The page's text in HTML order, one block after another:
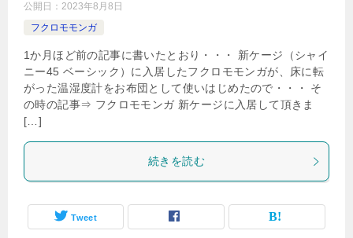
公開日： 2023年8月8日
フクロモモンガ
1か月ほど前の記事に書いたとおり・・・ 新ケージ（シャイ
ニー45 ベーシック）に入居したフクロモモンガが、床に転
がった温湿度計をお布団として使いはじめたので・・・ そ
の時の記事⇒ フクロモモンガ 新ケージに入居して頂きま
[…]
続きを読む
Tweet